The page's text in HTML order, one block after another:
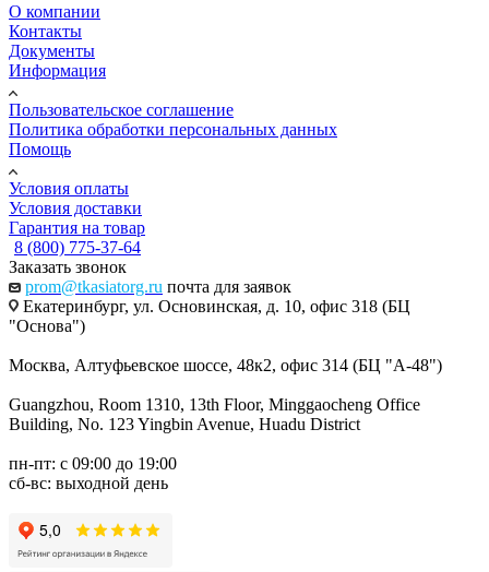
О компании
Контакты
Документы
Информация
Пользовательское соглашение
Политика обработки персональных данных
Помощь
Условия оплаты
Условия доставки
Гарантия на товар
8 (800) 775-37-64
Заказать звонок
prom@tkasiatorg.ru почта для заявок
Екатеринбург, ул. Основинская, д. 10, офис 318 (БЦ
"Основа")
Москва, Алтуфьевское шоссе, 48к2, офис 314 (БЦ "А-48")
Guangzhou, Room 1310, 13th Floor, Minggaocheng Office
Building, No. 123 Yingbin Avenue, Huadu District
пн-пт: с 09:00 до 19:00
сб-вс: выходной день